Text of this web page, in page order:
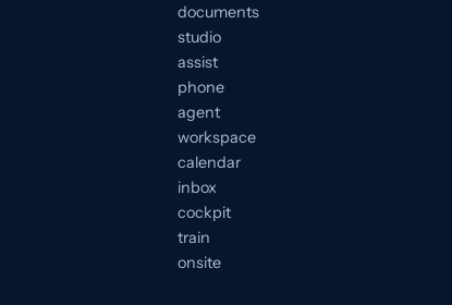
documents
studio
assist
phone
agent
workspace
calendar
inbox
cockpit
train
onsite